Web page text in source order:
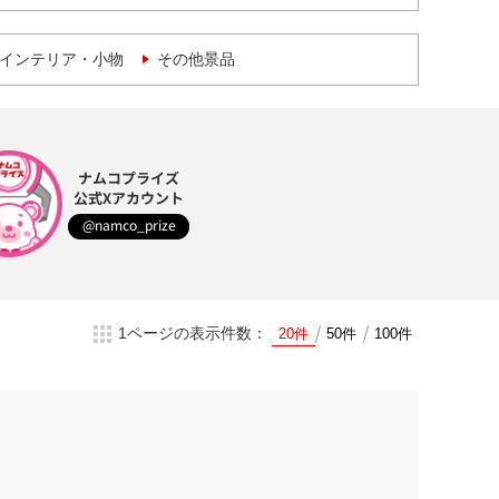
ンテリア・小物 その他景品
ナムコプライズ
公式Xアカウント
@namco_prize
1ページの表示件数： 20件 50件 100件